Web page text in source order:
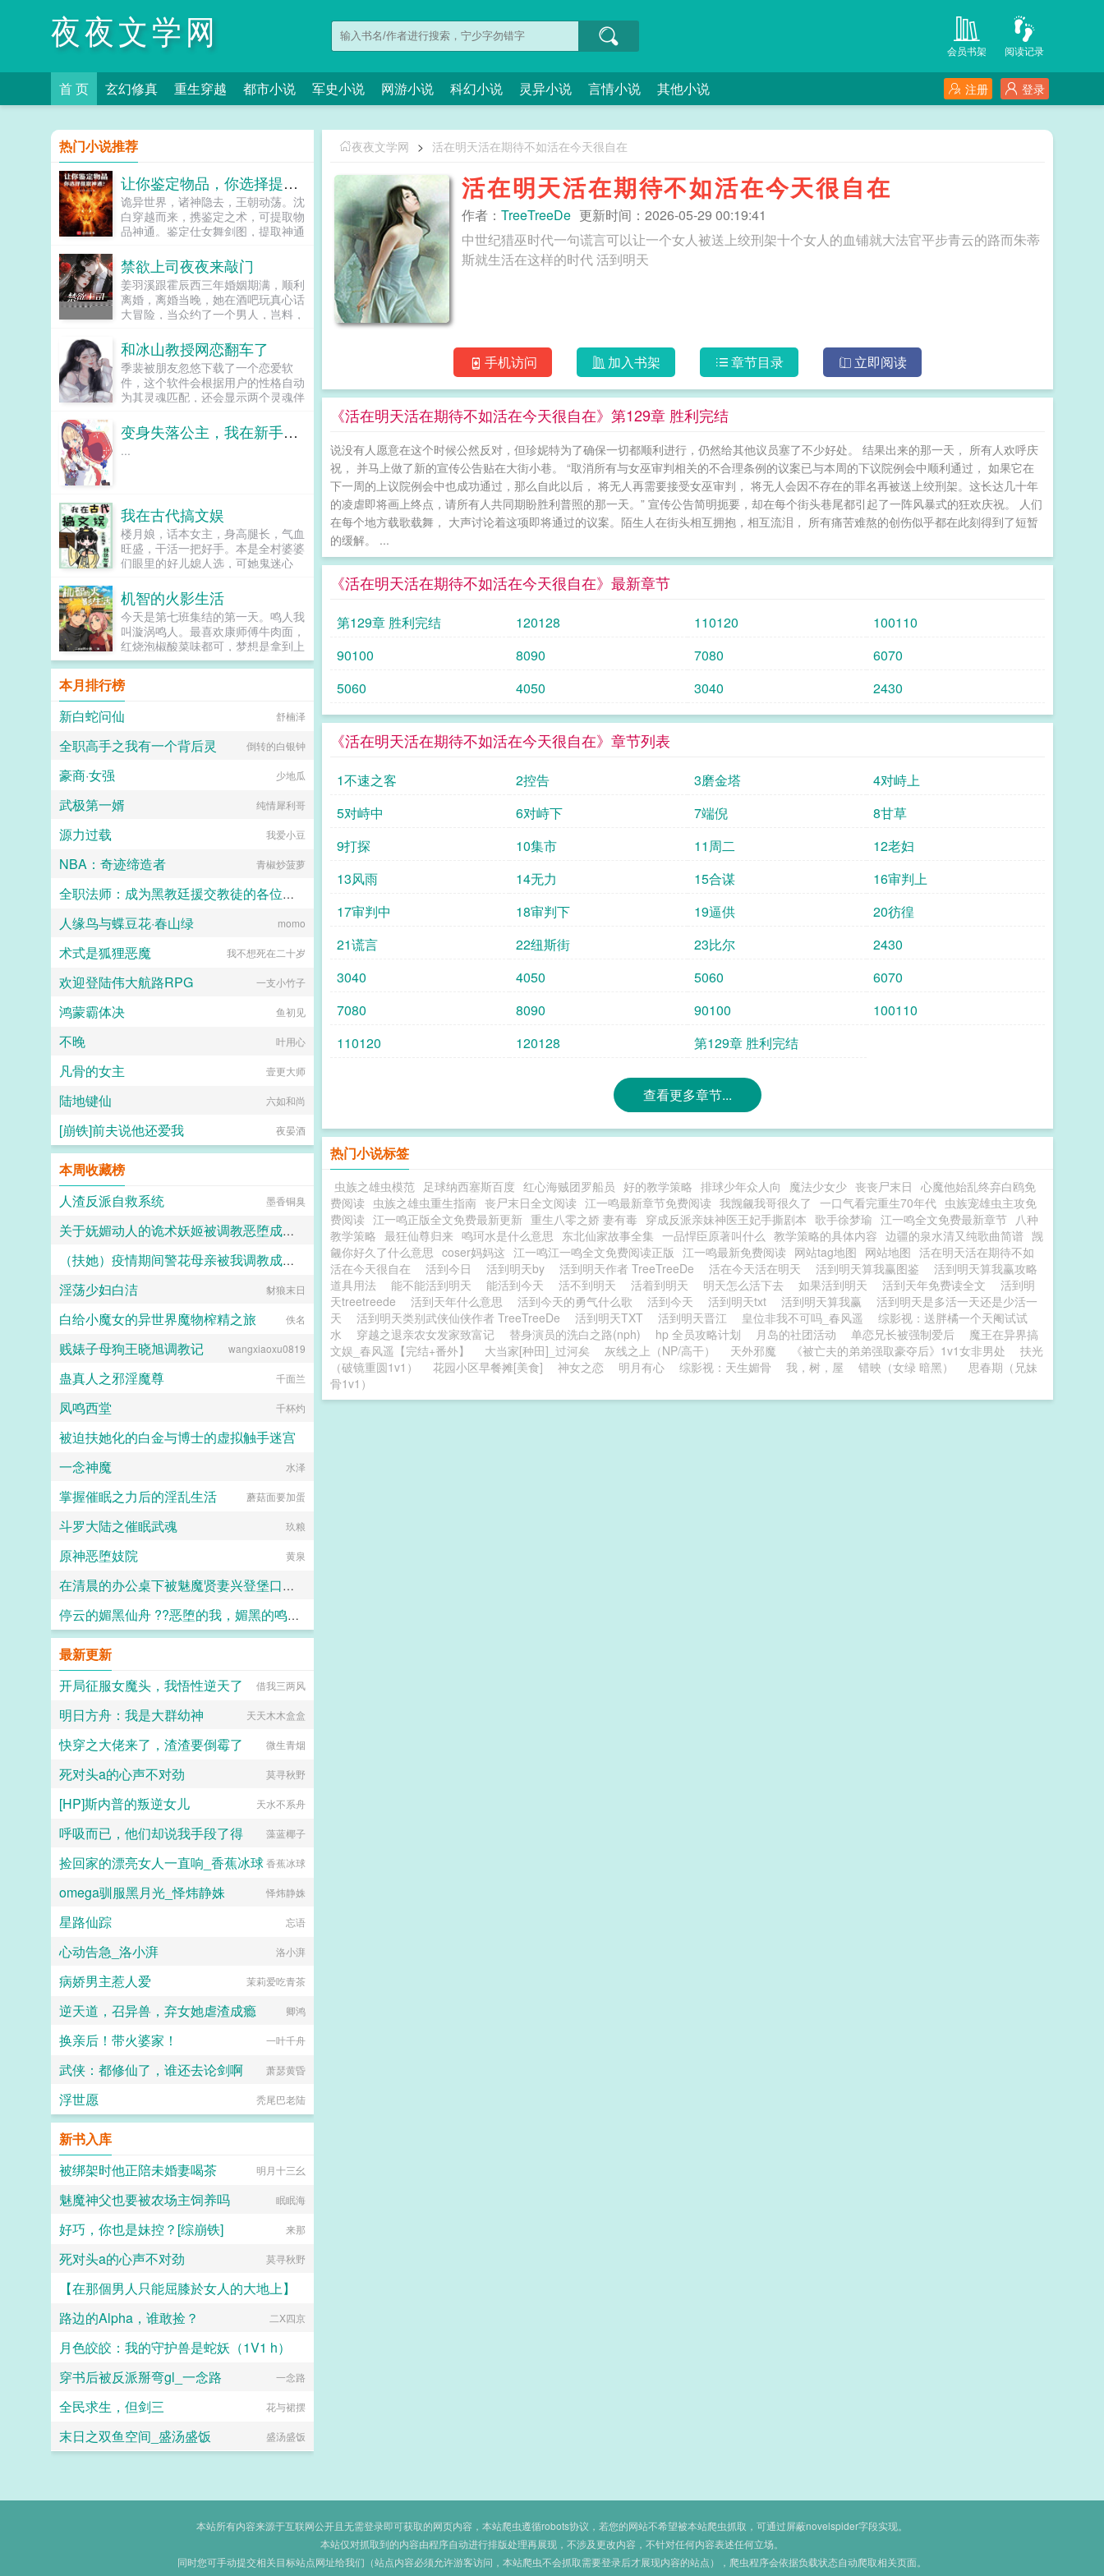
夜夜文学网 阅读记录
会员书架
首 页 玄幻修真 重生穿越 都市小说 军史小说 网游小说 科幻小说 灵异小说 言情小说 其他小说 登录
注册
夜夜文学网 > 活在明天活在期待不如活在今天很自在
活在明天活在期待不如活在今天很自在
作者： TreeTreeDe 更新时间：2026-05-29 00:19:41
中世纪猎巫时代一句谎言可以让一个女人被送上绞刑架十个女人的血铺就大法官平步青云的路而朱蒂
斯就生活在这样的时代 活到明天
手机访问 加入书架 章节目录 立即阅读
《活在明天活在期待不如活在今天很自在》第129章 胜利完结
说没有人愿意在这个时候公然反对，但珍妮特为了确保一切都顺利进行，仍然给其他议员塞了不少好处。 结果出来的那一天， 所有人欢呼庆
祝， 并马上做了新的宣传公告贴在大街小巷。 “取消所有与女巫审判相关的不合理条例的议案已与本周的下议院例会中顺利通过， 如果它在
下一周的上议院例会中也成功通过，那么自此以后， 将无人再需要接受女巫审判， 将无人会因不存在的罪名再被送上绞刑架。这长达几十年
的凌虐即将画上终点，请所有人共同期盼胜利普照的那一天。” 宣传公告简明扼要，却在每个街头巷尾都引起了一阵风暴式的狂欢庆祝。 人们
在每个地方载歌载舞， 大声讨论着这项即将通过的议案。陌生人在街头相互拥抱，相互流泪， 所有痛苦难熬的创伤似乎都在此刻得到了短暂
的缓解。 ...
《活在明天活在期待不如活在今天很自在》最新章节
第129章 胜利完结 120128 110120
100110
90100
8090 7080
6070
5060
4050 3040 2430
《活在明天活在期待不如活在今天很自在》章节列表
1不速之客 2控告 3磨金塔
4对峙上
5对峙中
6对峙下 7端倪
8甘草
9打探
10集市 11周二
12老妇
13风雨
14无力 15合谋
16审判上
17审判中
18审判下 19逼供
20彷徨
21谎言
22纽斯街 23比尔
2430
3040
4050 5060
6070
7080
8090 90100
100110
110120
120128 第129章 胜利完结
查看更多章节...
热门小说标签
虫族之雄虫模范 足球纳西塞斯百度 红心海贼团罗船员 好的教学策略 排球少年众人向 魔法少女少 丧丧尸末日 心魔他始乱终弃白鸥免
费阅读 虫族之雄虫重生指南 丧尸末日全文阅读 江一鸣最新章节免费阅读 我觊觎我哥很久了 一口气看完重生70年代 虫族宠雄虫主攻免
费阅读 江一鸣正版全文免费最新更新 重生八零之娇 妻有毒 穿成反派亲妹神医王妃手撕剧本 歌手徐梦瑜 江一鸣全文免费最新章节 八种
教学策略 最狂仙尊归来 鸣珂水是什么意思 东北仙家故事全集 一品悍臣原著叫什么 教学策略的具体内容 边疆的泉水清又纯歌曲简谱 觊
觎你好久了什么意思 coser妈妈这 江一鸣江一鸣全文免费阅读正版 江一鸣最新免费阅读 网站tag地图 网站地图 活在明天活在期待不如
活在今天很自在
活到今日 活到明天by 活到明天作者 TreeTreeDe 活在今天活在明天 活到明天算我赢图鉴
活到明天算我赢攻略
道具用法
能不能活到明天 能活到今天 活不到明天 活着到明天 明天怎么活下去 如果活到明天 活到天年免费读全文
活到明
天treetreede
活到天年什么意思 活到今天的勇气什么歌 活到今天 活到明天txt 活到明天算我赢
活到明天是多活一天还是少活一
天
活到明天类别武侠仙侠作者 TreeTreeDe 活到明天TXT 活到明天晋江 皇位非我不可吗_春风遥
综影视：送胖橘一个天阉试试
水
穿越之退亲农女发家致富记 替身演员的洗白之路(nph) hp 全员攻略计划 月岛的社团活动 单恋兄长被强制爱后
魔王在异界搞
文娱_春风遥【完结+番外】
大当家[种田]_过河矣 灰线之上（NP/高干） 天外邪魔 《被亡夫的弟弟强取豪夺后》1v1女非男处
扶光
（破镜重圆1v1）
花园小区早餐摊[美食] 神女之恋 明月有心 综影视：天生媚骨 我，树，屋 错映（女绿 暗黑）
思春期（兄妹
骨1v1）
热门小说推荐
让你鉴定物品，你选择提取神通？
诡异世界，诸神隐去，王朝动荡。沈
白穿越而来，携鉴定之术，可提取物
品神通。鉴定仕女舞剑图，提取神通
拳鉴定残破将军塑像，提取神通穿杨
箭染血塑像，借寿槐树，报恩狐女当
沈白携万千神通降临时，身后是数不
尽的诡异残骸。屈指一弹，便是白气
化剑，斩万丈桃林。怎么回事，你们
啊！...
禁欲上司夜夜来敲门
姜羽溪跟霍辰西三年婚姻期满，顺利
离婚，离婚当晚，她在酒吧玩真心话
大冒险，当众约了一个男人，岂料，
还是刚跟她离婚的前夫！前夫当面阴
阳她将心思好好放在工作上，没必要
背后搞小动作。然后转身背地里打电
话约她吃饭。姜羽溪反手就将霍辰西
拉进黑名单，她尽职尽责做着自己的
出国，现在每天粘着她是怎么回事？
和冰山教授网恋翻车了
季裴被朋友忽悠下载了一个恋爱软
件，这个软件会根据用户的性格自动
为其灵魂匹配，还会显示两个灵魂伴
个叫冬日的网友，看了对方的主页，
高学历高级知识分子，高贵冷艳令...
变身失落公主，我在新手村卖核弹
...
我在古代搞文娱
楼月娘，话本女主，身高腿长，气血
旺盛，干活一把好手。本是全村婆婆
们眼里的好儿媳人选，可她鬼迷心
辛苦挖野菜，供养小白脸，可小白脸
上岸第一剑，先斩供养人。楼欣月，
刚失业的文娱小编，提桶回老家，本
打算大展身手搞副业。谁知穿成了话
本里挖野菜养小白脸的苦情女！诶，
来都来了，野菜是拒绝的，事业它不
香吗！嘿嘿，一不留神，搞大了凡有
井水处，皆知欣月大魏野史...
机智的火影生活
今天是第七班集结的第一天。鸣人我
叫漩涡鸣人。最喜欢康师傅牛肉面，
红烧泡椒酸菜味都可，梦想是拿到上
忍编制，然后顺便带个下忍班什么
的。小樱我叫春野樱。没什么喜欢
的，但讨厌装逼男。嗯，有没有编制
无所谓，别搞歧视女性那套就行。鸣
人嘶，等等奇变偶不变？小樱符号看
的？我福建生人。小樱我川渝。鸣人
佐助你们在说什么？卡卡西挠了挠眉
本月排行榜
新白蛇问仙
舒楠泽
全职高手之我有一个背后灵 倒转的白银钟
豪商·女强 少地瓜
武极第一婿 纯情犀利哥
源力过载 我爱小豆
NBA：奇迹缔造者 青椒炒菠萝
全职法师：成为黑教廷援交教徒的各位婊子
小磊子
人缘鸟与蝶豆花·春山绿 momo
术式是狐狸恶魔 我不想死在二十岁
欢迎登陆伟大航路RPG 一支小竹子
鸿蒙霸体决 鱼初见
不晚 叶用心
凡骨的女主 壹更大师
陆地键仙 六如和尚
[崩铁]前夫说他还爱我 夜晏酒
本周收藏榜
人渣反派自救系统
墨香铜臭
关于妩媚动人的诡术妖姬被调教恶堕成媚黑母猪乐芙兰的这档子事
（扶她）疫情期间警花母亲被我调教成三洞全开的肉便器母狗
霜染official
淫荡少妇白洁 豺狼末日
白给小魔女的异世界魔物榨精之旅 佚名
贱婊子母狗王晓旭调教记 wangxiaoxu0819
蛊真人之邪淫魔尊 千面兰
凤鸣西堂 千杯灼
被迫扶她化的白金与博士的虚拟触手迷宫
白虚
一念神魔 水泽
掌握催眠之力后的淫乱生活 蘑菇面要加蛋
斗罗大陆之催眠武魂 玖粮
原神恶堕妓院 黄泉
在清晨的办公桌下被魅魔贤妻兴登堡口交，夜晚在宴会厅角落的鞋交
火锅气候
停云的媚黑仙舟 ??恶堕的我，媚黑的鸣火首席以及仙舟??
最新更新
开局征服女魔头，我悟性逆天了
借我三两风
明日方舟：我是大群幼神 天天木木盒盒
快穿之大佬来了，渣渣要倒霉了 微生青烟
死对头a的心声不对劲 莫寻秋野
[HP]斯内普的叛逆女儿 天水不系舟
呼吸而已，他们却说我手段了得 藻蓝椰子
捡回家的漂亮女人一直响_香蕉冰球香蕉冰球
omega驯服黑月光_怿炜静姝 怿炜静姝
星路仙踪 忘语
心动告急_洛小湃 洛小湃
病娇男主惹人爱 茉莉爱吃青茶
逆天道，召异兽，弃女她虐渣成瘾 卿鸿
换亲后！带火婆家！ 一叶千舟
武侠：都修仙了，谁还去论剑啊 萧瑟黄昏
浮世愿 秃尾巴老陆
新书入库
被绑架时他正陪未婚妻喝茶
明月十三幺
魅魔神父也要被农场主饲养吗 眠眠海
好巧，你也是妹控？[综崩铁] 来那
死对头a的心声不对劲 莫寻秋野
【在那個男人只能屈膝於女人的大地上】
小怪兽
路边的Alpha，谁敢捡？ 二X四京
月色皎皎：我的守护兽是蛇妖（1V1 h）
暗黑猫妖
穿书后被反派掰弯gl_一念路 一念路
全民求生，但剑三 花与裙摆
末日之双鱼空间_盛汤盛饭 盛汤盛饭
本站所有内容来源于互联网公开且无需登录即可获取的网页内容，本站爬虫遵循robots协议，若您的网站不希望被本站爬虫抓取，可通过屏蔽novelspider字段实现。
本站仅对抓取到的内容由程序自动进行排版处理再展现，不涉及更改内容，不针对任何内容表述任何立场。
同时您可手动提交相关目标站点网址给我们（站点内容必须允许游客访问，本站爬虫不会抓取需要登录后才展现内容的站点），爬虫程序会依据负载状态自动爬取相关页面。